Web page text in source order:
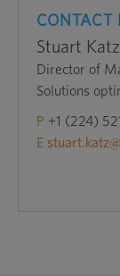
CONTACT
Stuart Katz
Director of
Solutions
P +1 (224)
E